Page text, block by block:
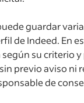
guardar
de Indeed. En
según su criterio
previo aviso ni
de